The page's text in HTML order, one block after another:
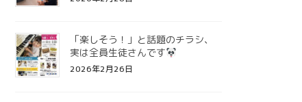
「楽しそう！」と話題のチラシ、
実は全員生徒さんです
2026年2月26日